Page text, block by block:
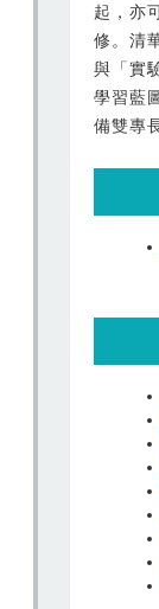
起，亦
修。清
與「實
學習藍
備雙專